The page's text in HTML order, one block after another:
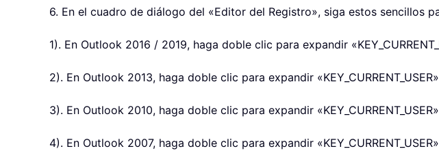
6. En el cuadro de diálogo del «Editor del Registro», siga estos sencillos
1). En Outlook 2016 / 2019, haga doble clic para expandir
2). En Outlook 2013, haga doble clic para expandir
3). En Outlook 2010, haga doble clic para expandir
4). En Outlook 2007, haga doble clic para expandir